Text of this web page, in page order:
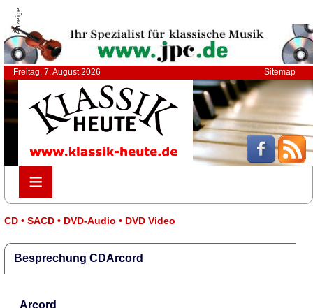
Anzeige
Freitag, 7. August 2026 Sitemap
≡
≡
CD • SACD • DVD-Audio • DVD Video
Besprechung CDArcord
Arcord